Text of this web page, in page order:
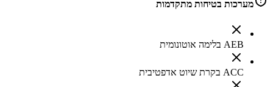
מערכות בטיחות מתקדמות
AEB בלימה אוטונומית
ACC בקרת שיוט אדפטיבית